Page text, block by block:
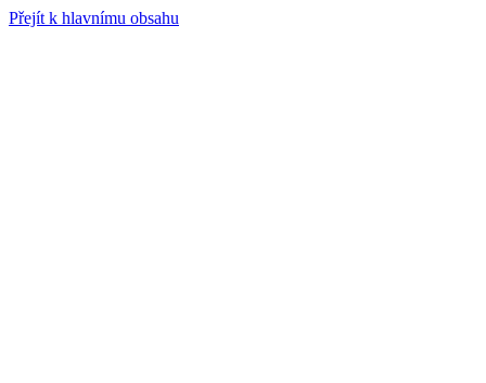
Přejít k hlavnímu obsahu